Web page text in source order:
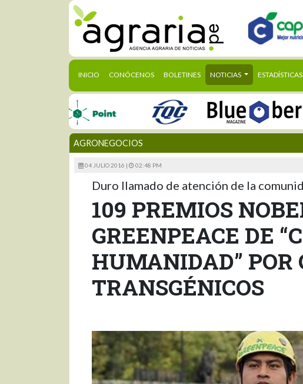
INICIO (CURRENT)
CONÓCENOS BOLETINES NOTICIAS ESTADÍSTICAS
AGRONEGOCIOS
04 JULIO 2016 | 02:48 PM
Duro llamado de atención de la
109 PREMIOS
GREENPEACE DE
HUMANIDAD”
TRANSGÉNICOS